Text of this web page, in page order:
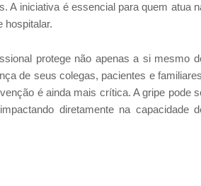
A iniciativa é essencial para quem atua
hospitalar.
protege não apenas a si mesmo
de seus colegas, pacientes e
é ainda mais crítica. A gripe pode
diretamente na capacidade